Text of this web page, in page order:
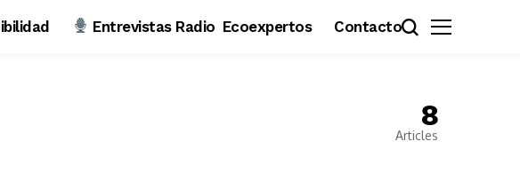
Entrevistas Radio Ecoexpertos Contacto
8
Articles